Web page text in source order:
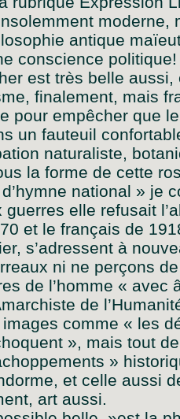
moderne,
antique
conscience politique!
est très belle
finalement, mais
pour empêcher que
un fauteuil
naturaliste,
la forme de cette
national » je
guerres elle refusait
et le français de
s’adressent à
ni ne perçons
de l’homme « avec
de
comme « les
», mais tout
»
et celle aussi
art aussi.